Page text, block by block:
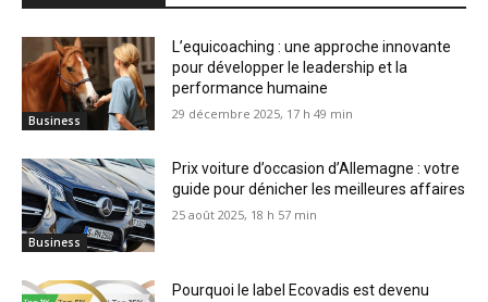
Business
L’equicoaching : une approche innovante
pour développer le leadership et la
performance humaine
29 décembre 2025, 17 h 49 min
Business
Prix voiture d’occasion d’Allemagne : votre
guide pour dénicher les meilleures affaires
25 août 2025, 18 h 57 min
Pourquoi le label Ecovadis est devenu